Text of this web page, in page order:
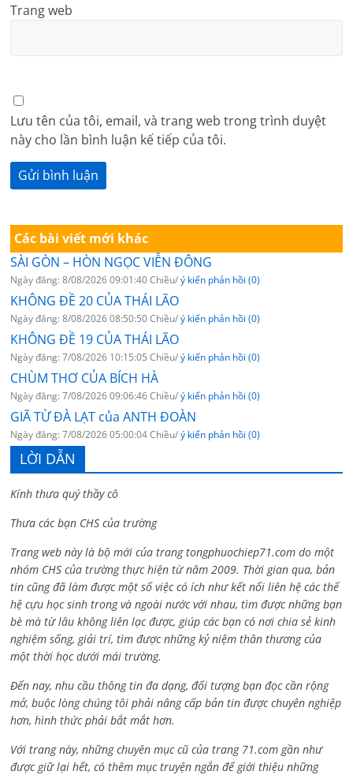
Trang web
Lưu tên của tôi, email, và trang web trong trình duyệt
này cho lần bình luận kế tiếp của tôi.
Các bài viết mới khác
SÀI GÒN – HÒN NGỌC VIỄN ĐÔNG
Ngày đăng: 8/08/2026 09:01:40 Chiều/ý kiến phản hồi (0)
KHÔNG ĐỀ 20 CỦA THÁI LÃO
Ngày đăng: 8/08/2026 08:50:50 Chiều/ý kiến phản hồi (0)
KHÔNG ĐỀ 19 CỦA THÁI LÃO
Ngày đăng: 7/08/2026 10:15:05 Chiều/ý kiến phản hồi (0)
CHÙM THƠ CỦA BÍCH HÀ
Ngày đăng: 7/08/2026 09:06:46 Chiều/ý kiến phản hồi (0)
GIÃ TỪ ĐÀ LẠT của ANTH ĐOÀN
Ngày đăng: 7/08/2026 05:00:04 Chiều/ý kiến phản hồi (0)
LỜI DẪN
Kính thưa quý thầy cô
Thưa các bạn CHS của trường
Trang web này là bộ mới của trang tongphuochiep71.com do một
nhóm CHS của trường thực hiện từ năm 2009. Thời gian qua, bản
tin cũng đã làm được một số việc có ích như kết nối liên hệ các thế
hệ cựu học sinh trong và ngoài nước với nhau, tìm được những bạn
bè mà từ lâu không liên lạc được, giúp các bạn có nơi chia sẻ kinh
nghiệm sống, giải trí, tìm được những kỷ niệm thân thương của
một thời học dưới mái trường.
Đến nay, nhu cầu thông tin đa dạng, đối tượng bạn đọc cần rộng
mở, buộc lòng chúng tôi phải nâng cấp bản tin được chuyên nghiệp
hơn, hình thức phải bắt mắt hơn.
Với trang này, những chuyên mục cũ của trang 71.com gần như
được giữ lại hết, có thêm mục truyện ngắn để giới thiệu những